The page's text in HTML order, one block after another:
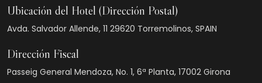
Ubicación del Hotel (Dirección Postal)
Avda. Salvador Allende, 11 29620 Torremolinos, SPAIN
Dirección Fiscal
Passeig General Mendoza, No. 1, 6ª Planta, 17002 Girona